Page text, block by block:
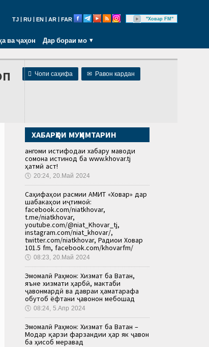
TJ RU EN AR FAR "Ховар FM"
ва ҷаҳон Дар бораи мо
 Чопи саҳифа ✉ Равон кардан
ХАБАРҲОИ МУҲИМТАРИН
Ҳангоми истифодаи хабару маводи
сомона истинод ба www.khovar.tj
ҳатмӣ аст!
🕔 20:24, 20.Май 2024
Саҳифаҳои расмии АМИТ «Ховар» дар
шабакаҳои иҷтимоӣ:
facebook.com/niatkhovar,
t.me/niatkhovar,
youtube.com/@niat_Khovar_tj,
instagram.com/niat_khovar/,
twitter.com/niatkhovar, Радиои Ховар
101.5 fm, facebook.com/khovarfm/
🕔 08:23, 20.Май 2024
Эмомалӣ Раҳмон: Хизмат ба Ватан,
яъне хизмати ҳарбӣ, мактаби
ҷавонмардӣ ва давраи ҳаматарафа
обутоб ёфтани ҷавонон мебошад
🕔 08:24, 5.Апр 2024
Эмомалӣ Раҳмон: Хизмат ба Ватан –
Модар қарзи фарзандии ҳар як ҷавон
ба ҳисоб меравад